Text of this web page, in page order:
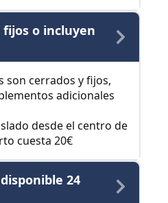
fijos o incluyen
son cerrados y fijos,
adicionales
desde el centro de
cuesta 20€
24